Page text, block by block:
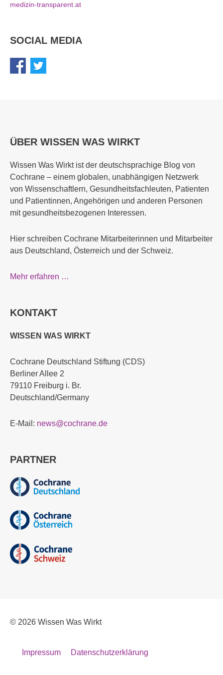
medizin-transparent.at
SOCIAL MEDIA
ÜBER WISSEN WAS WIRKT
Wissen Was Wirkt ist der deutschsprachige Blog von
Cochrane – einem globalen, unabhängigen Netzwerk
von Wissenschaftlern, Gesundheitsfachleuten, Patienten
und Patientinnen, Angehörigen und anderen Personen
mit gesundheitsbezogenen Interessen.
Hier schreiben Cochrane Mitarbeiterinnen und Mitarbeiter
aus Deutschland, Österreich und der Schweiz.
Mehr erfahren …
KONTAKT
WISSEN WAS WIRKT
Cochrane Deutschland Stiftung (CDS)
Berliner Allee 2
79110 Freiburg i. Br.
Deutschland/Germany
E-Mail: news@cochrane.de
PARTNER
© 2026 Wissen Was Wirkt
Impressum Datenschutzerklärung